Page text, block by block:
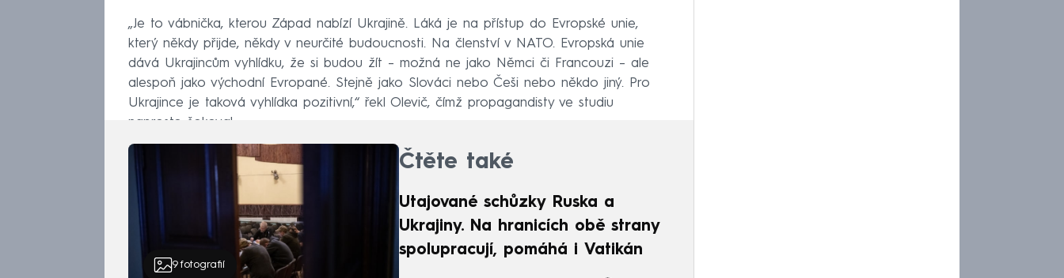
„Je to vábnička, kterou Západ nabízí Ukrajině. Láká je na přístup do Evropské unie,
který někdy přijde, někdy v neurčité budoucnosti. Na členství v NATO. Evropská unie
dává Ukrajincům vyhlídku, že si budou žít – možná ne jako Němci či Francouzi – ale
alespoň jako východní Evropané. Stejně jako Slováci nebo Češi nebo někdo jiný. Pro
Ukrajince je taková vyhlídka pozitivní,“ řekl Olevič, čímž propagandisty ve studiu
naprosto šokoval.
9fotografií
Čtěte také
Utajované schůzky Ruska a
Ukrajiny. Na hranicích obě strany
spolupracují, pomáhá i Vatikán